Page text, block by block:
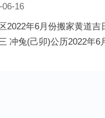
06-16
2022年6月份搬家黄道吉
冲兔(己卯)公历2022年